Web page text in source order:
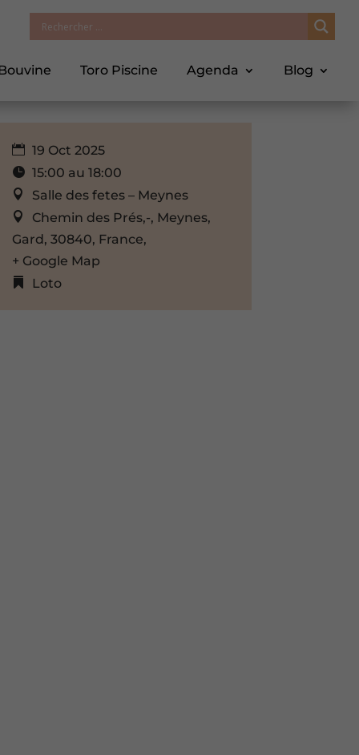
Toro Piscine Agenda Blog
19 Oct 2025
15:00 au 18:00
Salle des fetes – Meynes
Chemin des Prés,-, Meynes,
Gard, 30840, France,
+ Google Map
Loto